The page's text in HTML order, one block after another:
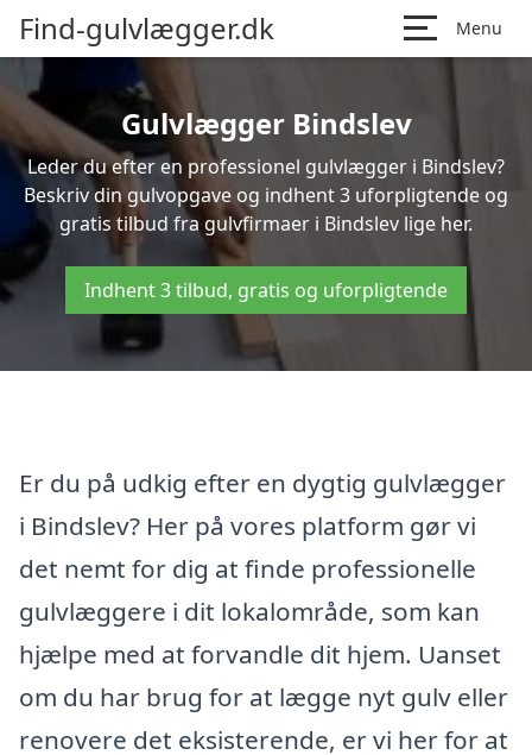
Find-gulvlægger.dk Menu
Gulvlægger Bindslev
Leder du efter en professionel gulvlægger i Bindslev?
Beskriv din gulvopgave og indhent 3 uforpligtende og
gratis tilbud fra gulvfirmaer i Bindslev lige her.
Indhent 3 tilbud, gratis og uforpligtende
Er du på udkig efter en dygtig gulvlægger
i Bindslev? Her på vores platform gør vi
det nemt for dig at finde professionelle
gulvlæggere i dit lokalområde, som kan
hjælpe med at forvandle dit hjem. Uanset
om du har brug for at lægge nyt gulv eller
renovere det eksisterende, er vi her for at